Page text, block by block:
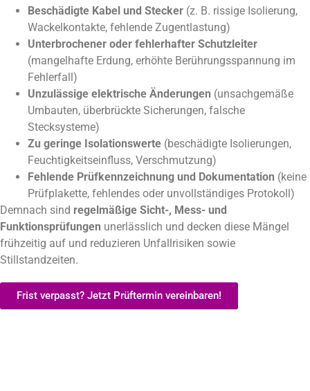
Beschädigte Kabel und Stecker (z. B. rissige Isolierung,
Wackelkontakte, fehlende Zugentlastung)
Unterbrochener oder fehlerhafter Schutzleiter
(mangelhafte Erdung, erhöhte Berührungsspannung im
Fehlerfall)
Unzulässige elektrische Änderungen (unsachgemäße
Umbauten, überbrückte Sicherungen, falsche
Stecksysteme)
Zu geringe Isolationswerte (beschädigte Isolierungen,
Feuchtigkeitseinfluss, Verschmutzung)
Fehlende Prüfkennzeichnung und Dokumentation (keine
Prüfplakette, fehlendes oder unvollständiges Protokoll)
Demnach sind regelmäßige Sicht-, Mess- und
Funktionsprüfungen unerlässlich und decken diese Mängel
frühzeitig auf und reduzieren Unfallrisiken sowie
Stillstandzeiten.
Frist verpasst? Jetzt Prüftermin vereinbaren!